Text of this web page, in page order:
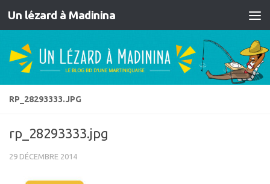
Skip to content
Un lézard à Madinina
RP_28293333.JPG
rp_28293333.jpg
29 DÉCEMBRE 2014